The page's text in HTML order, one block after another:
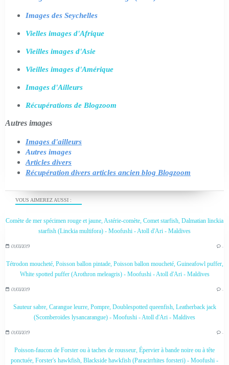
VOUS AIMEREZ AUSSI :
Comète de mer spécimen rouge et jaune, Astérie-comète, Comet starfish, Dalmatian linckia
starfish (Linckia multifora) - Moofushi - Atoll d'Ari - Maldives
01/03/2019 …
Tétrodon moucheté, Poisson ballon pintade, Poisson ballon moucheté, Guineafowl puffer,
White spotted puffer (Arothron meleagris) - Moofushi - Atoll d'Ari - Maldives
01/03/2019 …
Sauteur sabre, Carangue leurre, Pompre, Doublespotted queenfish, Leatherback jack
(Scomberoides lysancarangue) - Moofushi - Atoll d'Ari - Maldives
01/03/2019 …
Poisson-faucon de Forster ou à taches de rousseur, Épervier à bande noire ou à tête
ponctuée, Forster's hawkfish, Blackside hawkfish (Paracirrhites forsteri) - Moofushi -
Images des Seychelles
Vielles images d'Afrique
Vieilles images d'Asie
Vieilles images d'Amérique
Images d'Ailleurs
Récupérations de Blogzoom
Autres images
Images d'ailleurs
Autres images
Articles divers
Récupération divers articles ancien blog Blogzoom